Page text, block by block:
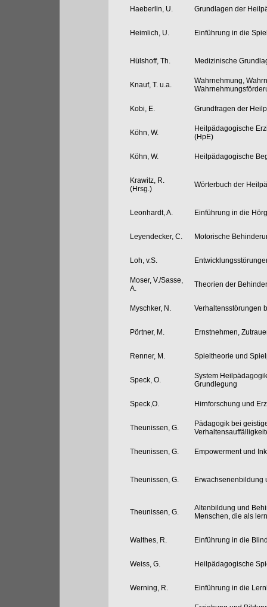
Haeberlin, U.
Grundlagen der
Heimlich, U. Einführung in die
Hülshoff, Th. Medizinische
Knauf, T. u.a.
Wahrnehmung,
Kobi, E. Grundfragen der
Köhn, W.
Heilpädagogische
(HpE)
Köhn, W. Heilpädagogische
Krawitz, R.
(Hrsg.)
Wörterbuch der
Leonhardt, A. Einführung in die
Leyendecker, C. Motorische
Loh, v.S.
Moser, V./Sasse,
A.
Theorien der
Myschker, N. Verhaltensstörungen
Pörtner, M. Ernstnehmen,
Renner, M. Spieltheorie und
Speck, O.
System
Grundlegung
Speck,O. Hirnforschung und
Theunissen, G.
Pädagogik bei
Theunissen, G. Empowerment und
Theunissen, G. Erwachsenenbildung
Theunissen, G.
Altenbildung und
Menschen, die als
Walthes, R. Einführung in die
Weiss, G. Heilpädagogische
Werning, R. Einführung in die